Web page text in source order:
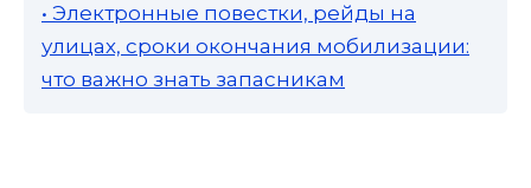
• Электронные повестки, рейды на
улицах, сроки окончания мобилизации:
что важно знать запасникам